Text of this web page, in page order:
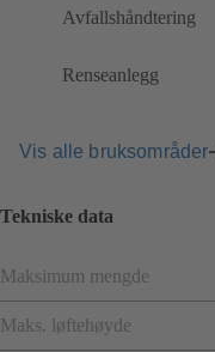
Avfallshåndtering
Renseanlegg
Vis alle bruksområder
Tekniske data
Maksimum mengde
Maks. løftehøyde